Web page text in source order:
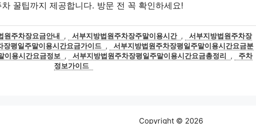
꿀팁까지 제공합니다. 방문 전 꼭 확인하세요!
원주차장요금안내 , 서부지방법원주차장주말이용시간 ,
서부지방법원주차장
장평일주말이용시간요금가이드 ,
서부지방법원주차장평일주말이용시간요금분
이용시간요금정보 , 서부지방법원주차장평일주말이용시간요금총정리 ,
주차
정보가이드
Copyright © 2026